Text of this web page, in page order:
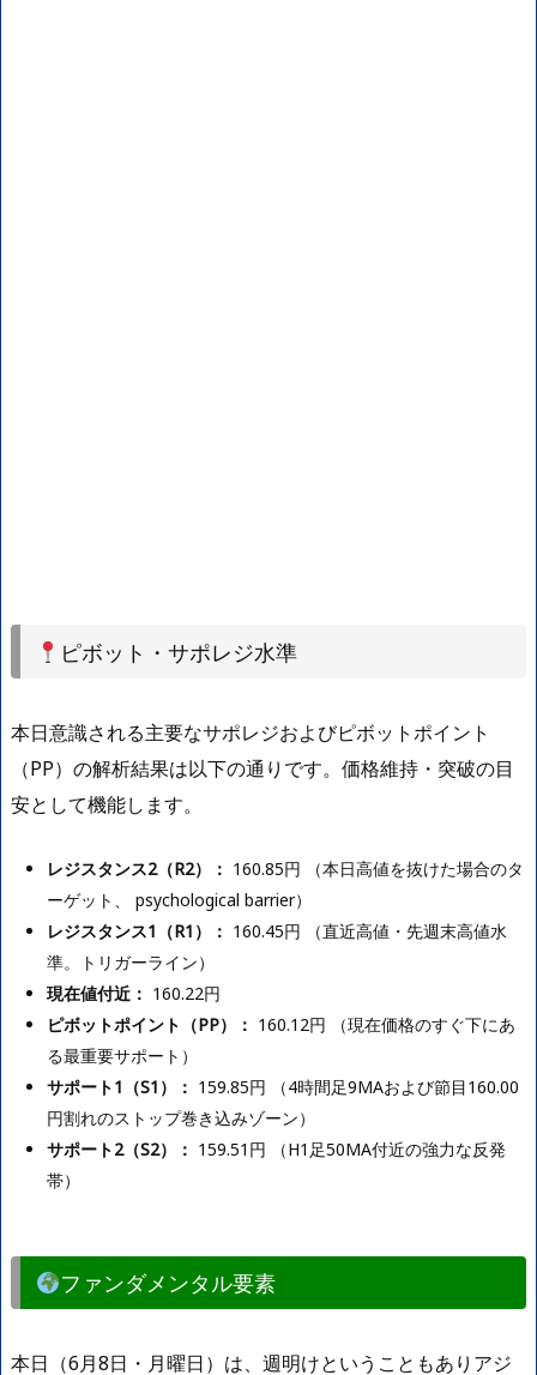
ピボット・サポレジ水準
本日意識される主要なサポレジおよびピボットポイント
（PP）の解析結果は以下の通りです。価格維持・突破の目
安として機能します。
レジスタンス2（R2）： 160.85円 （本日高値を抜けた場合のタ
ーゲット、 psychological barrier）
レジスタンス1（R1）： 160.45円 （直近高値・先週末高値水
準。トリガーライン）
現在値付近： 160.22円
ピボットポイント（PP）： 160.12円 （現在価格のすぐ下にあ
る最重要サポート）
サポート1（S1）： 159.85円 （4時間足9MAおよび節目160.00
円割れのストップ巻き込みゾーン）
サポート2（S2）： 159.51円 （H1足50MA付近の強力な反発
帯）
ファンダメンタル要素
本日（6月8日・月曜日）は、週明けということもありアジ